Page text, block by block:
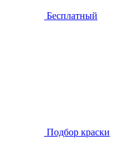
Бесплатный
Подбор краски